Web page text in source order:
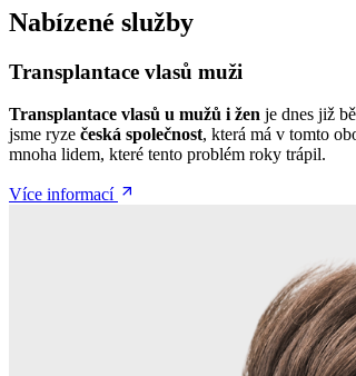
Nabízené služby
Transplantace vlasů muži
Transplantace vlasů u mužů i žen je dnes již
jsme ryze česká společnost, která má v tomto
mnoha lidem, které tento problém roky trápil.
Více informací